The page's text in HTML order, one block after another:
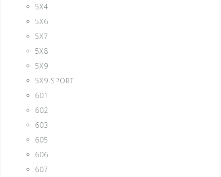
5X4
5X6
5X7
5X8
5X9
5X9 SPORT
601
602
603
605
606
607